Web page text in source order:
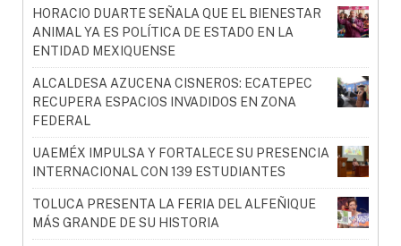
HORACIO DUARTE SEÑALA QUE EL BIENESTAR
ANIMAL YA ES POLÍTICA DE ESTADO EN LA
ENTIDAD MEXIQUENSE
ALCALDESA AZUCENA CISNEROS: ECATEPEC
RECUPERA ESPACIOS INVADIDOS EN ZONA
FEDERAL
UAEMÉX IMPULSA Y FORTALECE SU PRESENCIA
INTERNACIONAL CON 139 ESTUDIANTES
TOLUCA PRESENTA LA FERIA DEL ALFEÑIQUE
MÁS GRANDE DE SU HISTORIA